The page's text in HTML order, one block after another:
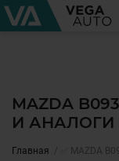
MAZDA
И
Главная ✅ MAZDA